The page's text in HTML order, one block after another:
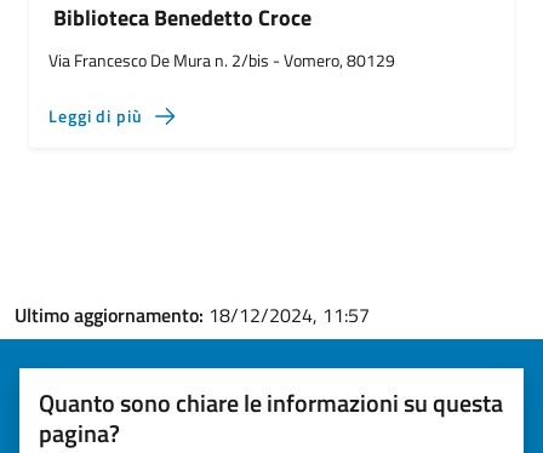
Biblioteca Benedetto Croce
Via Francesco De Mura n. 2/bis - Vomero, 80129
Leggi di più
Ultimo aggiornamento: 18/12/2024, 11:57
Quanto sono chiare le informazioni su questa
pagina?